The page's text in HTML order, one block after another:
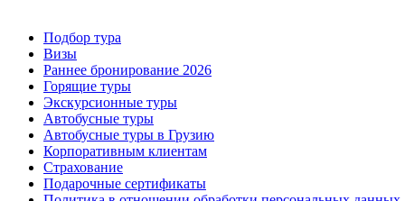
Подбор тура
Визы
Раннее бронирование 2026
Горящие туры
Экскурсионные туры
Автобусные туры
Автобусные туры в Грузию
Корпоративным клиентам
Страхование
Подарочные сертификаты